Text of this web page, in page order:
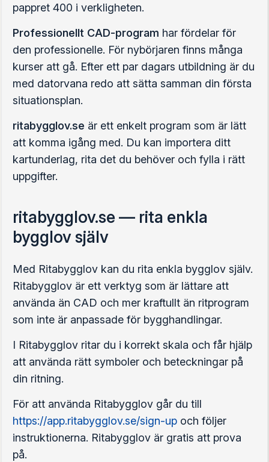
pappret 400 i verkligheten.
Professionellt CAD-program har fördelar för
den professionelle. För nybörjaren finns många
kurser att gå. Efter ett par dagars utbildning är du
med datorvana redo att sätta samman din första
situationsplan.
ritabygglov.se är ett enkelt program som är lätt
att komma igång med. Du kan importera ditt
kartunderlag, rita det du behöver och fylla i rätt
uppgifter.
ritabygglov.se — rita enkla
bygglov själv
Med Ritabygglov kan du rita enkla bygglov själv.
Ritabygglov är ett verktyg som är lättare att
använda än CAD och mer kraftullt än ritprogram
som inte är anpassade för bygghandlingar.
I Ritabygglov ritar du i korrekt skala och får hjälp
att använda rätt symboler och beteckningar på
din ritning.
För att använda Ritabygglov går du till
https://app.ritabygglov.se/sign-up och följer
instruktionerna. Ritabygglov är gratis att prova
på.